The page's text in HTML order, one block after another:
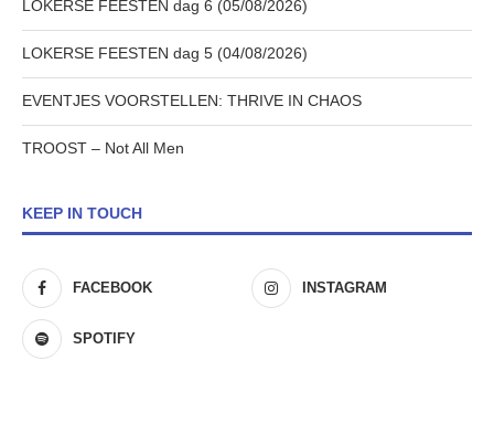
LOKERSE FEESTEN dag 6 (05/08/2026)
LOKERSE FEESTEN dag 5 (04/08/2026)
EVENTJES VOORSTELLEN: THRIVE IN CHAOS
TROOST – Not All Men
KEEP IN TOUCH
FACEBOOK INSTAGRAM
SPOTIFY